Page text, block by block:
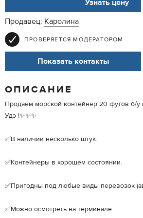
Узнать цену
Продавец: Каролина
ПРОВЕРЯЕТСЯ МОДЕРАТОРОМ
Показать контакты
ОПИСАНИЕ
Продаем морской контейнер 20 футов б/у
Удэ !✨✨✨
✅В наличии несколько штук.
✅Контейнеры в хорошем состоянии.
✅Пригодны под любые виды перевозок
✅Можно осмотреть на терминале.